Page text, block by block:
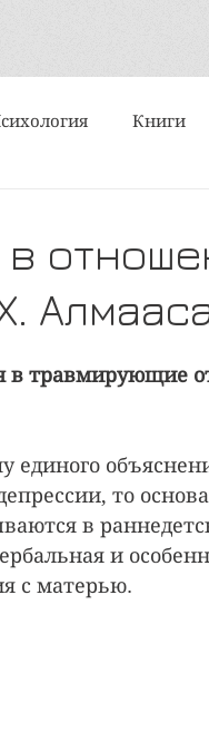
Книги
Статьи
развитие
в травмирующие
то
в
и
с матерью.